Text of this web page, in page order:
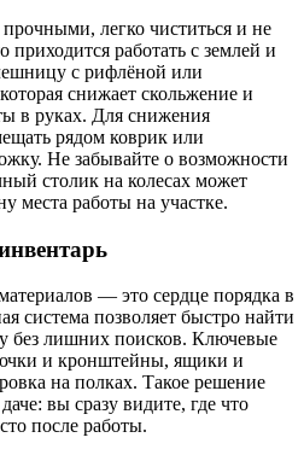
легко чиститься и не
приходится работать с землей и
с рифлёной или
снижает скольжение и
в руках. Для снижения
рядом коврик или
Не забывайте о возможности
столик на колесах может
места работы на участке.
— это сердце порядка в
система позволяет быстро найти
без лишних поисков. Ключевые
и кронштейны, ящики и
на полках. Такое решение
вы сразу видите, где что
после работы.